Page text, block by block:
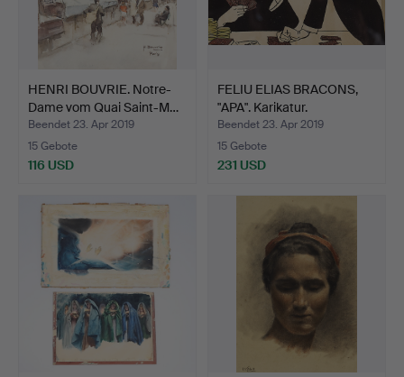
HENRI BOUVRIE. Notre-
Dame vom Quai Saint-M…
Beendet 23. Apr 2019
15 Gebote
116 USD
FELIU ELIAS BRACONS,
"APA". Karikatur.
Beendet 23. Apr 2019
15 Gebote
231 USD